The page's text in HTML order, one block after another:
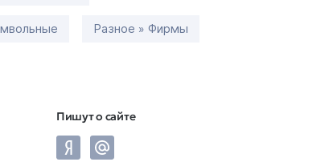
Разное » Фирмы
Пишут о сайте